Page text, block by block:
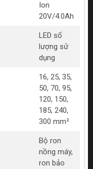
Ion
20V/4.0Ah
LED số
lượng sử
dụng
16, 25, 35,
50, 70, 95,
120, 150,
185, 240,
300 mm²
Bộ ron
nồng máy,
ron bảo